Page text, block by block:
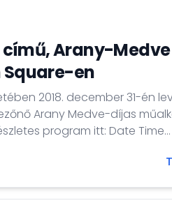
című, Arany-
Square-en
2018. december 31-én
Arany Medve-díjas